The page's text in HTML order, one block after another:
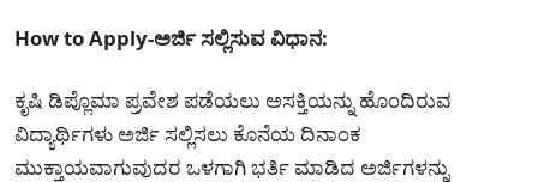
How to Apply-ಅರ್ಜಿ ಸಲ್ಲಿಸುವ ವಿಧಾನ:
ಕೃಷಿ ಡಿಪ್ಲೊಮಾ ಪ್ರವೇಶ ಪಡೆಯಲು ಅಸಕ್ತಿಯನ್ನು ಹೊಂದಿರುವ
ವಿದ್ಯಾರ್ಥಿಗಳು ಅರ್ಜಿ ಸಲ್ಲಿಸಲು ಕೊನೆಯ ದಿನಾಂಕ
ಮುಕ್ತಾಯವಾಗುವುದರ ಒಳಗಾಗಿ ಭರ್ತಿ ಮಾಡಿದ ಅರ್ಜಿಗಳನ್ನು